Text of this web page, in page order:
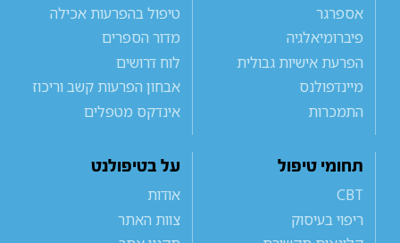
אספרגר
פיברומיאלגיה
הפרעת אישיות גבולית
מיינדפולנס
התמכרות
טיפול בהפרעות אכילה
מדור הספרים
לוח דרושים
אבחון הפרעות קשב וריכוז
אינדקס מטפלים
תחומי טיפול
CBT
ריפוי בעיסוק
על בטיפולנט
אודות
צוות האתר